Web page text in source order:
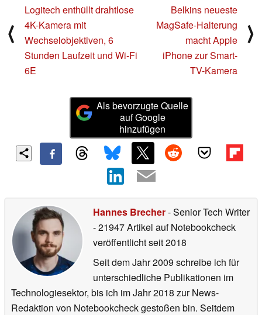
⟨
Logitech enthüllt drahtlose
4K-Kamera mit
Wechselobjektiven, 6
Stunden Laufzeit und Wi-Fi
6E
Belkins neueste
MagSafe-Halterung
macht Apple
iPhone zur Smart-
TV-Kamera
⟩
Als bevorzugte Quelle
auf Google
hinzufügen
Hannes Brecher- Senior Tech Writer
- 21947 Artikel auf Notebookcheck
veröffentlichtseit 2018
Seit dem Jahr 2009 schreibe ich für
unterschiedliche Publikationen im
Technologiesektor, bis ich im Jahr 2018 zur News-
Redaktion von Notebookcheck gestoßen bin. Seitdem